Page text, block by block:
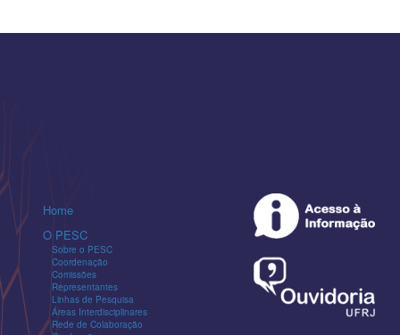
Home
O PESC
Sobre o PESC
Coordenação
Comissões
Representantes
Linhas de Pesquisa
Áreas Interdisciplinares
Rede de Colaboração